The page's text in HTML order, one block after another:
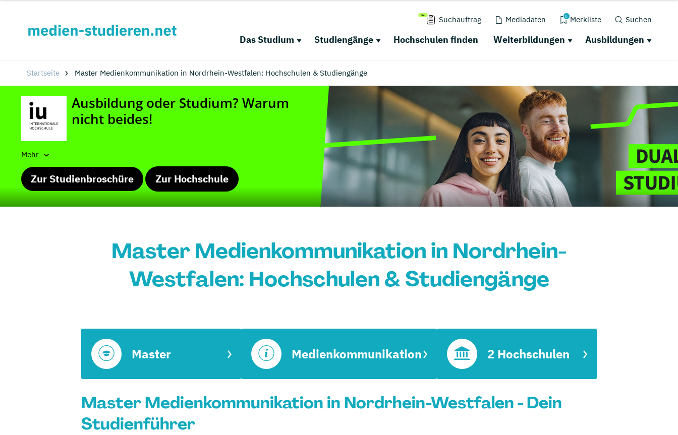
Suchauftrag Mediadaten 0 Merkliste Suchen
Das Studium Studiengänge Hochschulen finden Weiterbildungen Ausbildungen
Startseite Master Medienkommunikation in Nordrhein-Westfalen: Hochschulen & Studiengänge
Mehr
Zur Studienbroschüre Zur Hochschule
Master Medienkommunikation in Nordrhein-
Westfalen: Hochschulen & Studiengänge
Master Medienkommunikation 2 Hochschulen
Master Medienkommunikation in Nordrhein-Westfalen - Dein
Studienführer